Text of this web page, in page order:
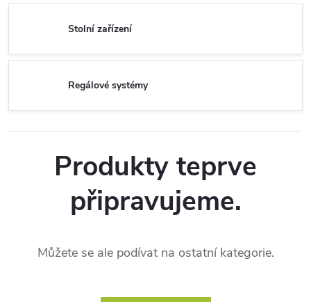
Stolní zařízení
Regálové systémy
Produkty teprve
připravujeme.
Můžete se ale podívat na ostatní kategorie.